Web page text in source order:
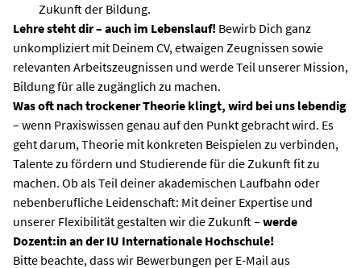
Zukunft der Bildung.
Lehre steht dir – auch im Lebenslauf! Bewirb Dich ganz
unkompliziert mit Deinem CV, etwaigen Zeugnissen sowie
relevanten Arbeitszeugnissen und werde Teil unserer Mission,
Bildung für alle zugänglich zu machen.
Was oft nach trockener Theorie klingt, wird bei uns lebendig
– wenn Praxiswissen genau auf den Punkt gebracht wird. Es
geht darum, Theorie mit konkreten Beispielen zu verbinden,
Talente zu fördern und Studierende für die Zukunft fit zu
machen. Ob als Teil deiner akademischen Laufbahn oder
nebenberufliche Leidenschaft: Mit deiner Expertise und
unserer Flexibilität gestalten wir die Zukunft – werde
Dozent:in an der IU Internationale Hochschule!
Bitte beachte, dass wir Bewerbungen per E-Mail aus